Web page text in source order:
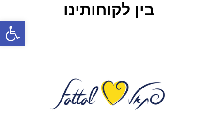
בין לקוחותינו
פתח